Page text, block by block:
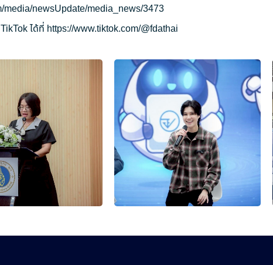
media/newsUpdate/media_news/3473
ได้ที่ https://www.tiktok.com/@fdathai